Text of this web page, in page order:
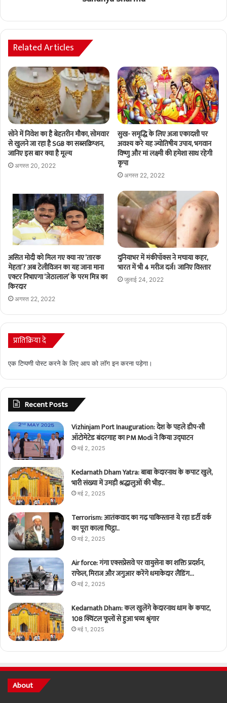
Related Articles
सोने में निवेश का है बेहतरीन मौका, सोमवार
से खुलने जा रहा है SGB का सब्सक्रिप्शन,
जानिए इस बार क्या है मूल्य
अगस्त 20, 2022
सुख- समृद्धि के लिए अजा एकादशी पर
अवश्य करे यह ज्योतिषीय उपाय, भगवान
विष्णु और मां लक्ष्मी की हमेशा साथ रहेगी
कृपा
अगस्त 22, 2022
असित मोदी को मिल गए क्या नए ‘तारक
मेहता’? अब टेलीविजन का यह जाना माना
एक्टर निभाएगा ‘जेठालाल’ के परम मित्र का
किरदार
अगस्त 22, 2022
दुनियाभर में मंकीपॉक्स ने मचाया कहर,
भारत में भी 4 मरीज दर्ज। जानिए विस्तार
जुलाई 24, 2022
प्रातिक्रिया दे
एक टिप्पणी पोस्ट करने के लिए आप कोलॉग इनकरना पड़ेगा।
Recent Posts
Vizhinjam Port Inauguration: देश के पहले डीप-सी
ऑटोमेटेड बंदरगाह का PM Modi ने किया उद्घाटन
मई 2, 2025
Kedarnath Dham Yatra: बाबा केदारनाथ के कपाट खुले,
भारी संख्या में उमड़ी श्रद्धालुओं की भीड़..
मई 2, 2025
Terrorism: आतंकवाद का गढ़ पाकिस्तान! ये रहा डर्टी वर्क
का पूरा काला चिट्ठा..
मई 2, 2025
Air force: गंगा एक्सप्रेसवे पर वायुसेना का शक्ति प्रदर्शन,
राफेल, मिराज और जगुआर करेंगे धमाकेदार लैंडिंग…
मई 2, 2025
Kedarnath Dham: कल खुलेंगे केदारनाथ धाम के कपाट,
108 क्विंटल फूलों से हुआ भव्य श्रृंगार
मई 1, 2025
About